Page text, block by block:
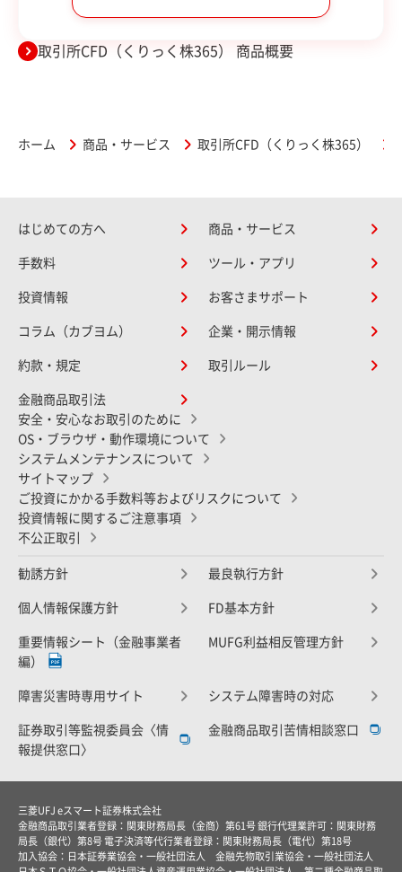
取引所CFD（くりっく株365） 商品概要
ホーム 商品・サービス 取引所CFD（くりっく株365）
はじめての方へ 商品・サービス
手数料 ツール・アプリ
投資情報 お客さまサポート
コラム（カブヨム） 企業・開示情報
約款・規定 取引ルール
金融商品取引法
安全・安心なお取引のために
OS・ブラウザ・動作環境について
システムメンテナンスについて
サイトマップ
ご投資にかかる手数料等およびリスクについて
投資情報に関するご注意事項
不公正取引
勧誘方針 最良執行方針
個人情報保護方針 FD基本方針
重要情報シート（金融事業者
編）
MUFG利益相反管理方針
障害災害時専用サイト システム障害時の対応
証券取引等監視委員会〈情
報提供窓口〉
金融商品取引苦情相談窓口
三菱UFJ eスマート証券株式会社
金融商品取引業者登録：関東財務局長（金商）第61号 銀行代理業許可：関東財務
局長（銀代）第8号 電子決済等代行業者登録：関東財務局長（電代）第18号
加入協会：日本証券業協会・一般社団法人 金融先物取引業協会・一般社団法人